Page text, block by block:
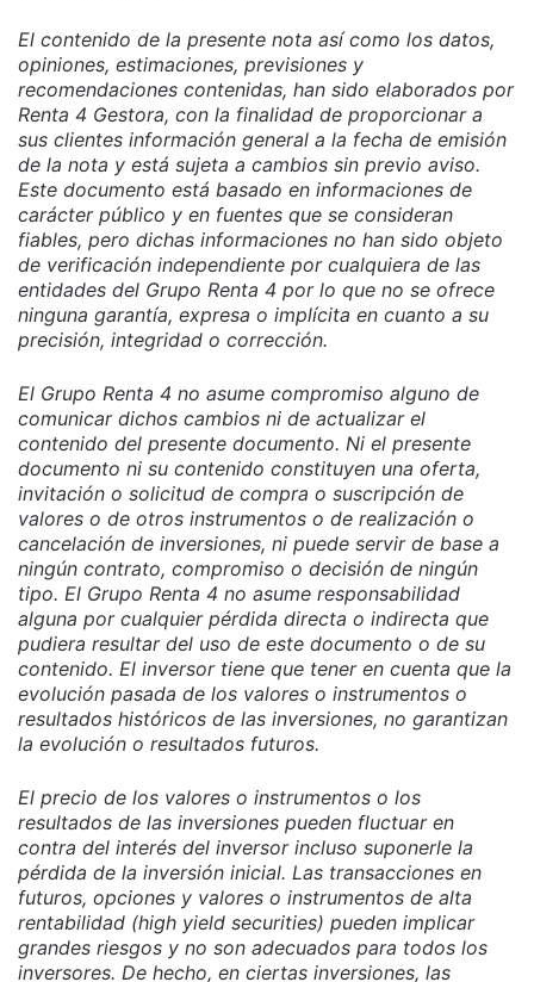
El contenido de la presente nota así como los datos,
opiniones, estimaciones, previsiones y
recomendaciones contenidas, han sido elaborados por
Renta 4 Gestora, con la finalidad de proporcionar a
sus clientes información general a la fecha de emisión
de la nota y está sujeta a cambios sin previo aviso.
Este documento está basado en informaciones de
carácter público y en fuentes que se consideran
fiables, pero dichas informaciones no han sido objeto
de verificación independiente por cualquiera de las
entidades del Grupo Renta 4 por lo que no se ofrece
ninguna garantía, expresa o implícita en cuanto a su
precisión, integridad o corrección.
El Grupo Renta 4 no asume compromiso alguno de
comunicar dichos cambios ni de actualizar el
contenido del presente documento. Ni el presente
documento ni su contenido constituyen una oferta,
invitación o solicitud de compra o suscripción de
valores o de otros instrumentos o de realización o
cancelación de inversiones, ni puede servir de base a
ningún contrato, compromiso o decisión de ningún
tipo. El Grupo Renta 4 no asume responsabilidad
alguna por cualquier pérdida directa o indirecta que
pudiera resultar del uso de este documento o de su
contenido. El inversor tiene que tener en cuenta que la
evolución pasada de los valores o instrumentos o
resultados históricos de las inversiones, no garantizan
la evolución o resultados futuros.
El precio de los valores o instrumentos o los
resultados de las inversiones pueden fluctuar en
contra del interés del inversor incluso suponerle la
pérdida de la inversión inicial. Las transacciones en
futuros, opciones y valores o instrumentos de alta
rentabilidad (high yield securities) pueden implicar
grandes riesgos y no son adecuados para todos los
inversores. De hecho, en ciertas inversiones, las